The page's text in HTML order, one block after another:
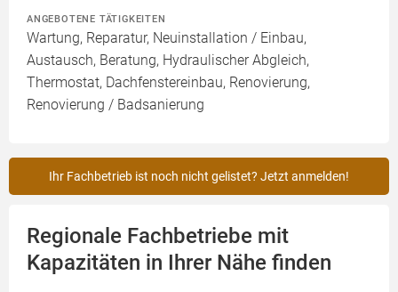
ANGEBOTENE TÄTIGKEITEN
Wartung, Reparatur, Neuinstallation / Einbau,
Austausch, Beratung, Hydraulischer Abgleich,
Thermostat, Dachfenstereinbau, Renovierung,
Renovierung / Badsanierung
Ihr Fachbetrieb ist noch nicht gelistet? Jetzt anmelden!
Regionale Fachbetriebe mit
Kapazitäten in Ihrer Nähe finden